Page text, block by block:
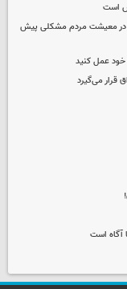
است
در معیشت مردم مشکلی پیش
خود عمل کنید
قرار می‌گیرد
آگاه است